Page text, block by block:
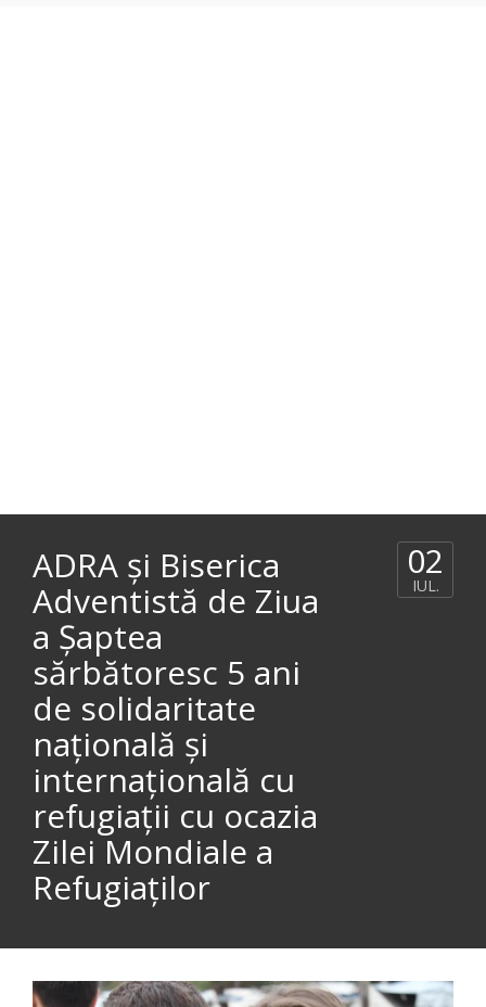
ADRA și Biserica
Adventistă de Ziua
a Șaptea
sărbătoresc 5 ani
de solidaritate
națională și
internațională cu
refugiații cu ocazia
Zilei Mondiale a
Refugiaților
02
IUL.